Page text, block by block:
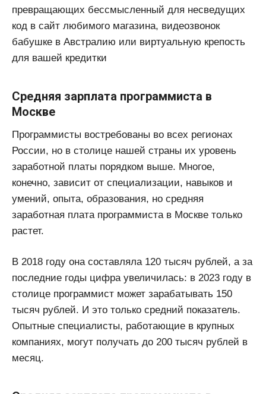
превращающих бессмысленный для несведущих
код в сайт любимого магазина, видеозвонок
бабушке в Австралию или виртуальную крепость
для вашей кредитки
Средняя зарплата программиста в
Москве
Программисты востребованы во всех регионах
России, но в столице нашей страны их уровень
заработной платы порядком выше. Многое,
конечно, зависит от специализации, навыков и
умений, опыта, образования, но средняя
заработная плата программиста в Москве только
растет.
В 2018 году она составляла 120 тысяч рублей, а за
последние годы цифра увеличилась: в 2023 году в
столице программист может зарабатывать 150
тысяч рублей. И это только средний показатель.
Опытные специалисты, работающие в крупных
компаниях, могут получать до 200 тысяч рублей в
месяц.